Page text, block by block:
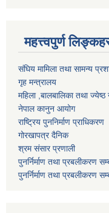
महत्त्वपुर्ण
संघिय मामिला तथा सामन्य
गृह मन्त्रालय
महिला ,बालबालिका तथा ज्येष्ठ
नेपाल कानुन आयोग
राष्ट्रिय पुननिर्माण प्राधिकरण
गोरखापत्र दैनिक
श्रम संसार प्रणाली
पुनर्निर्माण तथा प्रबलीकरण
पुनर्निर्माण तथा प्रबलीकरण